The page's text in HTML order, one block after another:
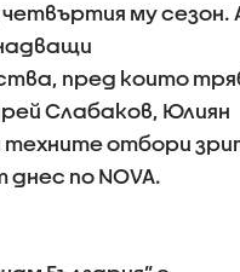
четвъртия му сезон.
пред които
Слабаков, Юлиян
техните отбори
по NOVA.